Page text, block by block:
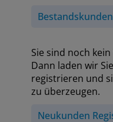
Sie sind noch
Dann laden wir
registrieren und
zu überzeugen.
Neukunden